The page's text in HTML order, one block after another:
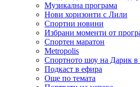
Музикална програма
Нови хоризонти с Лили
Спортни новини
Избрани моменти от
Спортен маратон
Metropolis
Спортното шоу на Дарик в
Подкаст в ефира
Още по темата